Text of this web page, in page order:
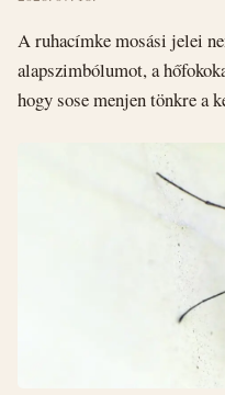
A ruhacímke mosási jelei
alapszimbólumot, a
hogy sose menjen tönkre a